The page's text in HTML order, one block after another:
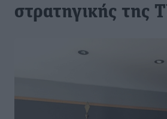
στρατηγικής της